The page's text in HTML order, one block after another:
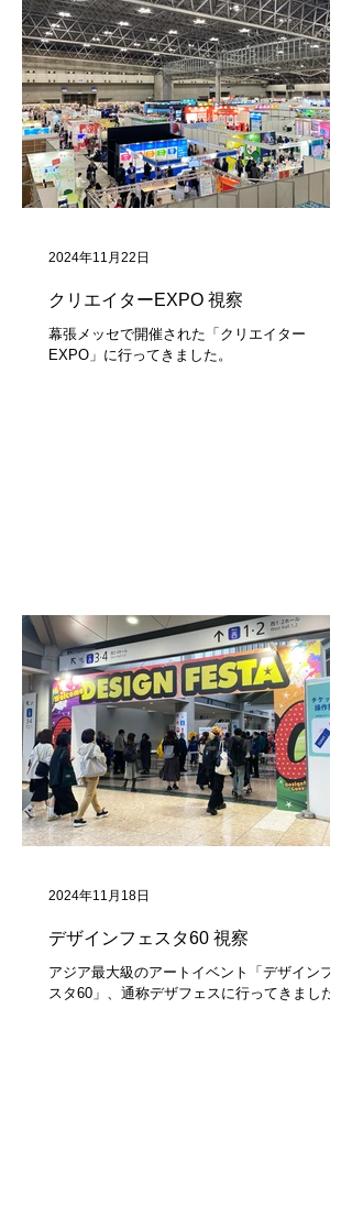
クリエイターEXPO 視察
幕張メッセで開催された「クリエイター
EXPO」に行ってきました。
2024年11月22日
デザインフェスタ60 視察
アジア最大級のアートイベント「デザインフェ
スタ60」、通称デザフェスに行ってきました。
2024年11月18日